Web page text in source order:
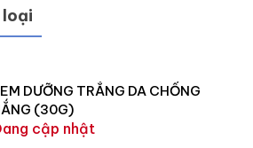
loại
DƯỠNG TRẮNG DA CHỐNG
(30G)
cập nhật